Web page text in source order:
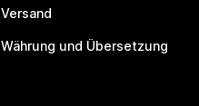
Versand
Währung und Übersetzung